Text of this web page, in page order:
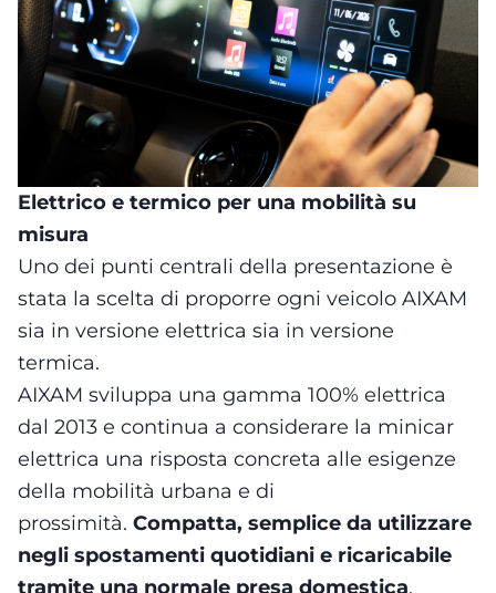
Elettrico e termico per una mobilità su
misura
Uno dei punti centrali della presentazione è
stata la scelta di proporre ogni veicolo AIXAM
sia in versione elettrica sia in versione
termica.
AIXAM sviluppa una gamma 100% elettrica
dal 2013 e continua a considerare la minicar
elettrica una risposta concreta alle esigenze
della mobilità urbana e di
prossimità. Compatta, semplice da utilizzare
negli spostamenti quotidiani e ricaricabile
tramite una normale presa domestica,